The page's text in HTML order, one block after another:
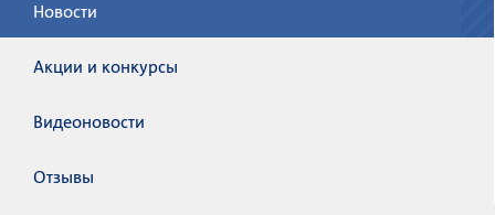
Новости
Акции и конкурсы
Видеоновости
Отзывы